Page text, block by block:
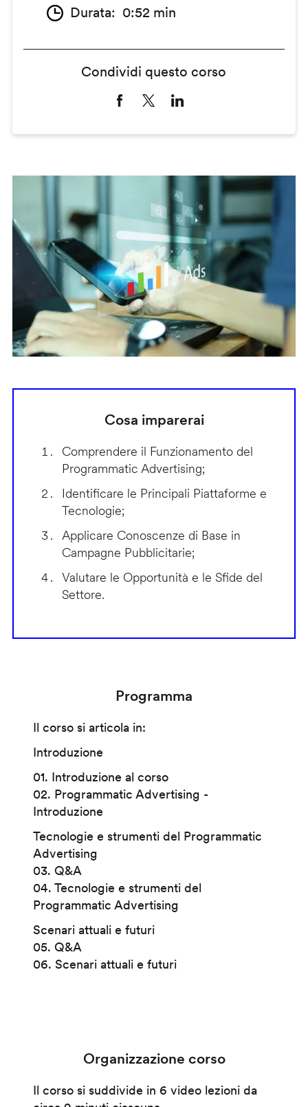
Durata 0:52 min
Condividi questo corso
Cosa imparerai
Comprendere il Funzionamento del
Programmatic Advertising;
Identificare le Principali Piattaforme e
Tecnologie;
Applicare Conoscenze di Base in
Campagne Pubblicitarie;
Valutare le Opportunità e le Sfide del
Settore.
Programma
Il corso si articola in:
Introduzione
01. Introduzione al corso
02. Programmatic Advertising -
Introduzione
Tecnologie e strumenti del Programmatic
Advertising
03. Q&A
04. Tecnologie e strumenti del
Programmatic Advertising
Scenari attuali e futuri
05. Q&A
06. Scenari attuali e futuri
Organizzazione corso
Il corso si suddivide in 6 video lezioni da